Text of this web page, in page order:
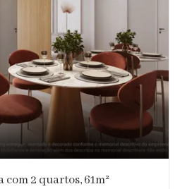
2 quartos, 61m²